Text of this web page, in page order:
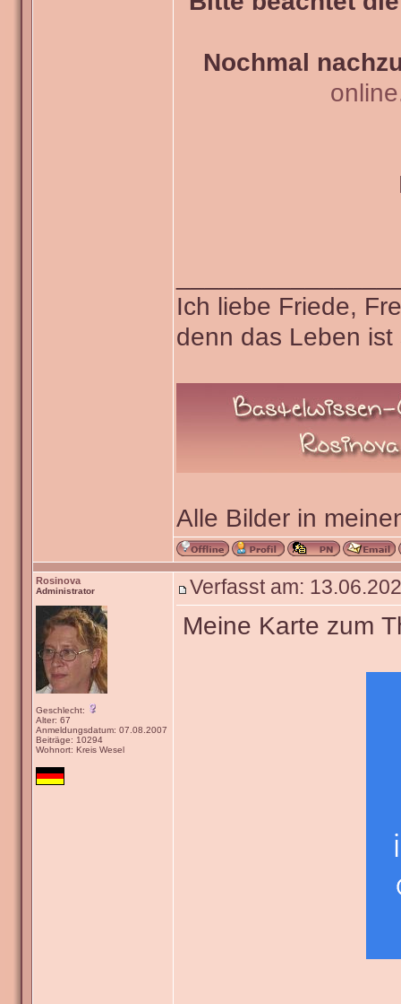
Nochmal
Ich liebe Friede,
denn das Leben
Alle Bilder in
Rosinova
Administrator
Geschlecht:
Alter: 67
Anmeldungsdatum: 07.08.2007
Beiträge: 10294
Wohnort: Kreis Wesel
Verfasst am:
Meine Karte zum